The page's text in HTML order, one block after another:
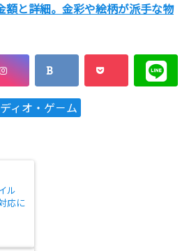
額と詳細。金彩や絵柄が派手な物
ィオ・ゲ－ム
ル
応に